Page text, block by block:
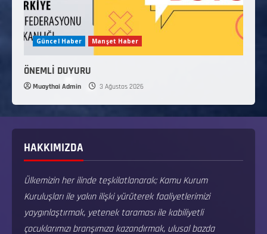
Güncel Haber Manşet Haber
ÖNEMLİ DUYURU
Muaythai Admin 3 Ağustos 2026
HAKKIMIZDA
Ülkemizin her ilinde teşkilatlanarak; Kamu Kurum
Kuruluşları ile yakın ilişki yürüterek faaliyetlerimizi
yaygınlaştırmak, yetenek taraması ile kabiliyetli
çocuklarımızı branşımıza kazandırmak, ulusal bazda